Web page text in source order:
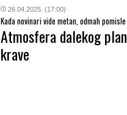
26.04.2025. (17:00)
Kada novinari vide metan, odmah
Atmosfera dalekog
krave